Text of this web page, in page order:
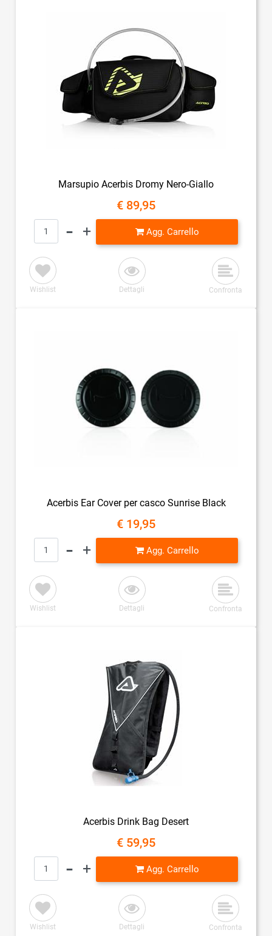
Marsupio Acerbis Dromy Nero-Giallo
€ 89,95
Quantità
Agg. Carrello
Wishlist Dettagli Confronta
Acerbis Ear Cover per casco Sunrise Black
€ 19,95
Quantità
Agg. Carrello
Wishlist Dettagli Confronta
Acerbis Drink Bag Desert
€ 59,95
Quantità
Agg. Carrello
Wishlist Dettagli Confronta